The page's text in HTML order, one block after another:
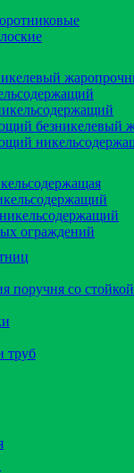
безникелевый
ограждений
поручня со стойкой
труб